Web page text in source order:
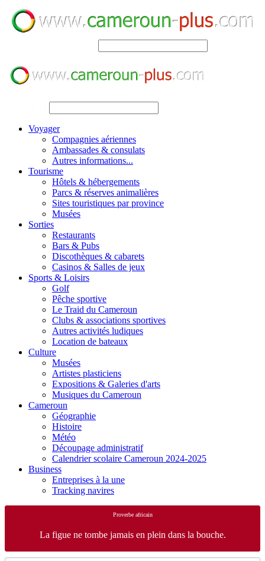
Voyager
Compagnies aériennes
Ambassades & consulats
Autres informations...
Tourisme
Hôtels & hébergements
Parcs & réserves animalières
Sites touristiques par province
Musées
Sorties
Restaurants
Bars & Pubs
Discothèques & cabarets
Casinos & Salles de jeux
Sports & Loisirs
Golf
Pêche sportive
Le Traid du Cameroun
Clubs & associations sportives
Autres activités ludiques
Location de bateaux
Culture
Musées
Artistes plasticiens
Expositions & Galeries d'arts
Musiques du Cameroun
Cameroun
Géographie
Histoire
Météo
Découpage administratif
Calendrier scolaire Cameroun 2024-2025
Business
Entreprises à la une
Tracking navires
Proverbe africain
La figue ne tombe jamais en plein dans la bouche.